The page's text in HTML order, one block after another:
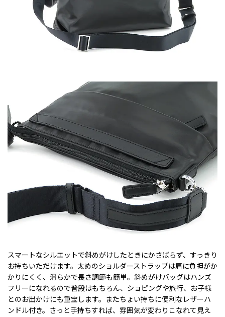
スマートなシルエットで斜めがけしたときにかさばらず、すっきり
お持ちいただけます。太めのショルダーストラップは肩に負担がか
かりにくく、滑らかで長さ調節も簡単。斜めがけバッグはハンズ
フリーになれるので普段はもちろん、ショピングや旅行、お子様
とのお出かけにも重宝します。またちょい持ちに便利なレザーハ
ンドル付き。さっと手持ちすれば、雰囲気が変わりこなれて見え